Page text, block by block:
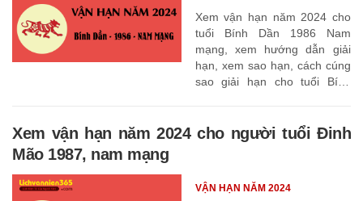
Xem vận hạn năm 2024 cho
tuổi Bính Dần 1986 Nam
mạng, xem hướng dẫn giải
hạn, xem sao hạn, cách cúng
sao giải hạn cho tuổi Bính
Xem vận hạn năm 2024 cho người tuổi Đinh
Mão 1987, nam mạng
VẬN HẠN NĂM 2024